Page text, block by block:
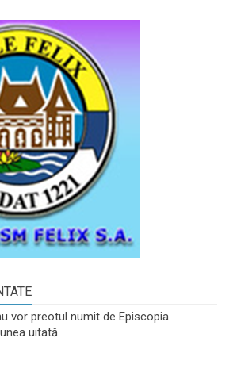
vor preotul numit de Episcopia
uitată